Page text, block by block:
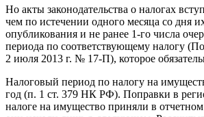
Но акты законодательства о налогах
чем по истечении одного месяца со дня
опубликования и не ранее 1-го числа
периода по соответствующему налогу
2 июля 2013 г. № 17-П), которое
Налоговый период по налогу на
год (п. 1 ст. 379 НК РФ). Поправки в
налоге на имущество приняли в отчетном